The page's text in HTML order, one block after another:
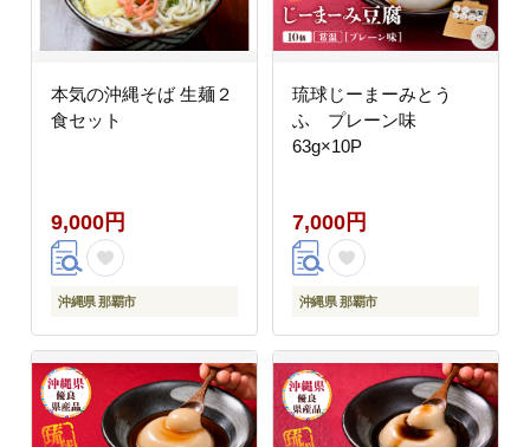
本気の沖縄そば 生麺２
食セット
9,000円
沖縄県 那覇市
琉球じーまーみとう
ふ プレーン味
63g×10P
7,000円
沖縄県 那覇市